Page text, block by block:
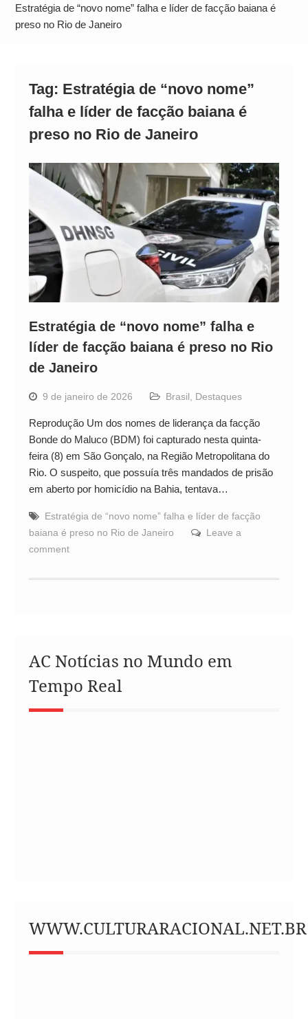
Alto
Estratégia de “novo nome” falha e líder de facção baiana é
preso no Rio de Janeiro
Tag: Estratégia de “novo nome”
falha e líder de facção baiana é
preso no Rio de Janeiro
Estratégia de “novo nome” falha e
líder de facção baiana é preso no Rio
de Janeiro
9 de janeiro de 2026 Brasil Destaques
Reprodução Um dos nomes de liderança da facção
Bonde do Maluco (BDM) foi capturado nesta quinta-
feira (8) em São Gonçalo, na Região Metropolitana do
Rio. O suspeito, que possuía três mandados de prisão
em aberto por homicídio na Bahia, tentava…
Estratégia de “novo nome” falha e líder de facção
baiana é preso no Rio de Janeiro
Leave a
comment
AC Notícias no Mundo em
Tempo Real
WWW.CULTURARACIONAL.NET.BR